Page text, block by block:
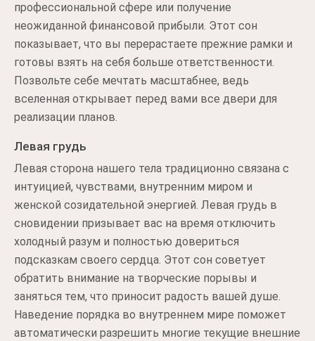
профессиональной сфере или получение
неожиданной финансовой прибыли. Этот сон
показывает, что вы перерастаете прежние рамки и
готовы взять на себя больше ответственности.
Позвольте себе мечтать масштабнее, ведь
вселенная открывает перед вами все двери для
реализации планов.
Левая грудь
Левая сторона нашего тела традиционно связана с
интуицией, чувствами, внутренним миром и
женской созидательной энергией. Левая грудь в
сновидении призывает вас на время отключить
холодный разум и полностью довериться
подсказкам своего сердца. Этот сон советует
обратить внимание на творческие порывы и
заняться тем, что приносит радость вашей душе.
Наведение порядка во внутреннем мире поможет
автоматически разрешить многие текущие внешние